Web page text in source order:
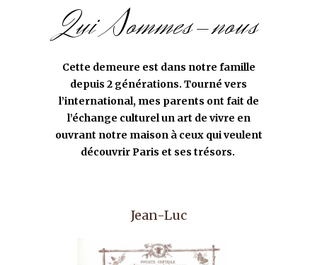
Qui Sommes-nous
Cette demeure est dans notre famille
depuis 2 générations. Tourné vers
l’international, mes parents ont fait de
l’échange culturel un art de vivre en
ouvrant notre maison à ceux qui veulent
découvrir Paris et ses trésors.
Jean-Luc